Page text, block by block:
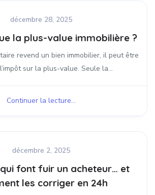
décembre 28, 2025
la plus-value immobilière ?
revend un bien immobilier, il peut être
sur la plus-value. Seule la...
Continuer la lecture...
décembre 2, 2025
font fuir un acheteur… et
les corriger en 24h